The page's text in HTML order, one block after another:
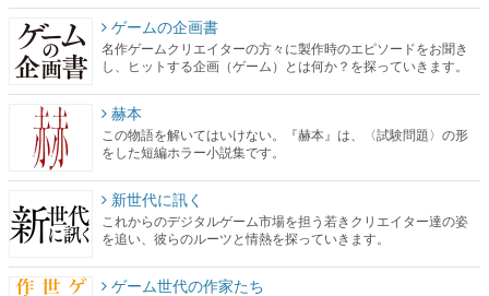
ゲームの企画書
名作ゲームクリエイターの方々に製作時のエピソードをお聞き
し、ヒットする企画（ゲーム）とは何か？を探っていきます。
赫本
この物語を解いてはいけない。『赫本』は、〈試験問題〉の形
をした短編ホラー小説集です。
新世代に訊く
これからのデジタルゲーム市場を担う若きクリエイター達の姿
を追い、彼らのルーツと情熱を探っていきます。
ゲーム世代の作家たち